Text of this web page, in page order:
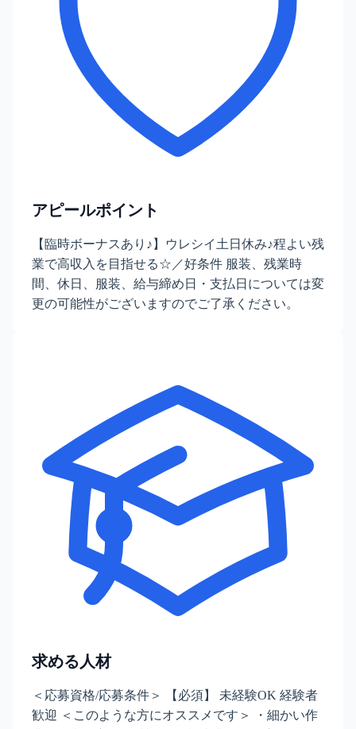
アピールポイント
【臨時ボーナスあり♪】ウレシイ土日休み♪程よい残
業で高収入を目指せる☆／好条件 服装、残業時
間、休日、服装、給与締め日・支払日については変
更の可能性がございますのでご了承ください。
求める人材
＜応募資格/応募条件＞ 【必須】 未経験OK 経験者
歓迎 ＜このような方にオススメです＞ ・細かい作